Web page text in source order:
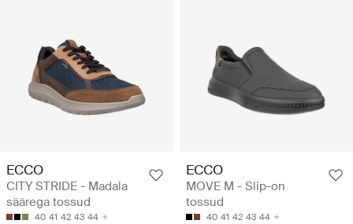
ECCO
CITY STRIDE - Madala
säärega tossud
40 41 42 43 44
ECCO
MOVE M - Slip-on
tossud
40 41 42 43 44